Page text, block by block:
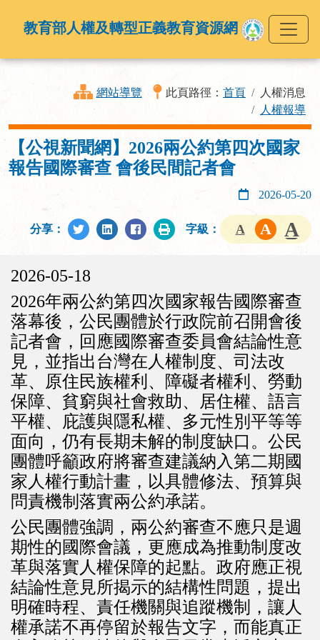
教育部人權及轉型正義教育資源網
網站導覽 此頁路徑： 首頁
人權消息
人權報導
【公視新聞網】2026兩公約第四次國家
報告國際審查 會後民間記者會
2026-05-20
分享： 字級：
2026-05-18
2026年兩公約第四次國家報告國際審查
落幕後，公民團體於行政院前召開會後
記者會，回應國際審查委員會結論性意
見，並指出台灣在人權制度、司法改
革、原住民族權利、障礙者權利、勞動
保障、貧窮與社會救助、居住權、語言
平權、庇護與隱私權、多元性別平等等
面向，仍有長期未解的制度缺口。公民
團體呼籲政府將審查建議納入第二期國
家人權行動計畫，以具體修法、預算與
問責機制落實兩公約承諾。
公民團體強調，兩公約審查不應只是週
期性的國際會議，更應成為推動制度改
革與落實人權保障的起點。政府應正視
結論性意見所揭示的結構性問題，提出
明確時程、責任機關與追蹤機制，讓人
權承諾不再停留於報告文字，而能真正